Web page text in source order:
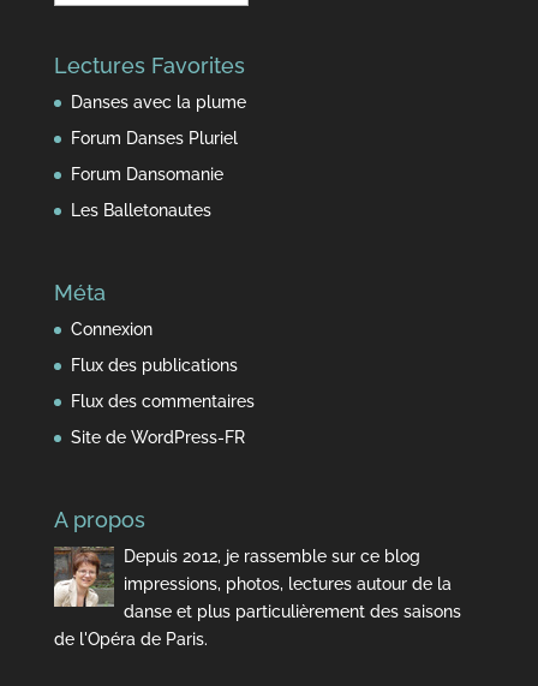
fil
temps
Lectures Favorites
Danses avec la plume
Forum Danses Pluriel
Forum Dansomanie
Les Balletonautes
Méta
Connexion
Flux des publications
Flux des commentaires
Site de WordPress-FR
A propos
Depuis 2012, je rassemble sur ce blog
impressions, photos, lectures autour de la
danse et plus particulièrement des saisons
de l'Opéra de Paris.